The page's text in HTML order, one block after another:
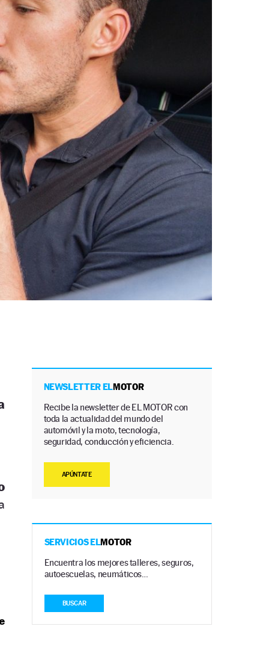
NEWSLETTER ELMOTOR
Recibe la newsletter de EL MOTOR con
toda la actualidad del mundo del
automóvil y la moto, tecnología,
seguridad, conducción y eficiencia.
APÚNTATE
SERVICIOS ELMOTOR
Encuentra los mejores talleres, seguros,
autoescuelas, neumáticos…
BUSCAR